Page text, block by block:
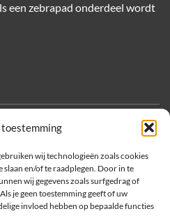
toestemming
wij technologieën zoals cookies
en/of te raadplegen. Door in te
wij gegevens zoals surfgedrag of
je geen toestemming geeft of uw
invloed hebben op bepaalde functies
een zebrapad onderdeel wordt